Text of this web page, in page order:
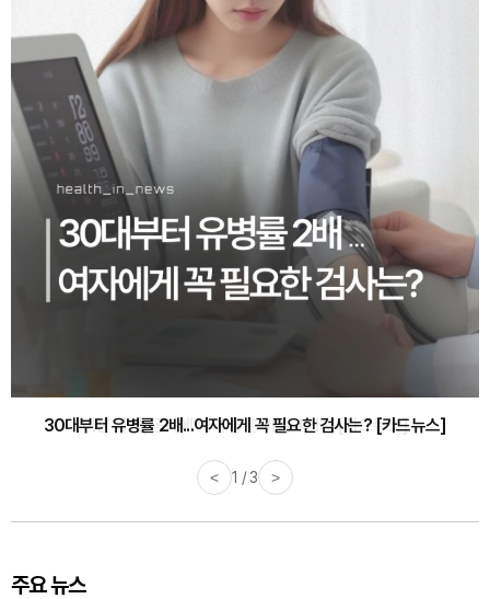
30대부터 유병률 2배...여자에게 꼭 필요한 검사는? [카드뉴스]
< 2 / 3 >
주요 뉴스